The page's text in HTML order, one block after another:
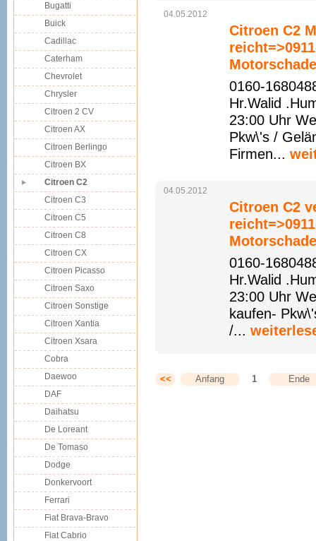
04.05.2012
Citroen C2
0160-
Hr.Walid
23:00 Uhr
Pkw\'s /
Firmen...
04.05.2012
Citroen C2
0160-
Hr.Walid
23:00 Uhr
kaufen-
/...
<< Anfang 1 Ende
Bugatti
Buick
Cadillac
Caterham
Chevrolet
Chrysler
Citroen 2 CV
Citroen AX
Citroen Berlingo
Citroen BX
Citroen C2
Citroen C3
Citroen C5
Citroen C8
Citroen CX
Citroen Picasso
Citroen Saxo
Citroen Sonstige
Citroen Xantia
Citroen Xsara
Cobra
Daewoo
DAF
Daihatsu
De Loreant
De Tomaso
Dodge
Donkervoort
Ferrari
Fiat Brava-Bravo
Fiat Cabrio